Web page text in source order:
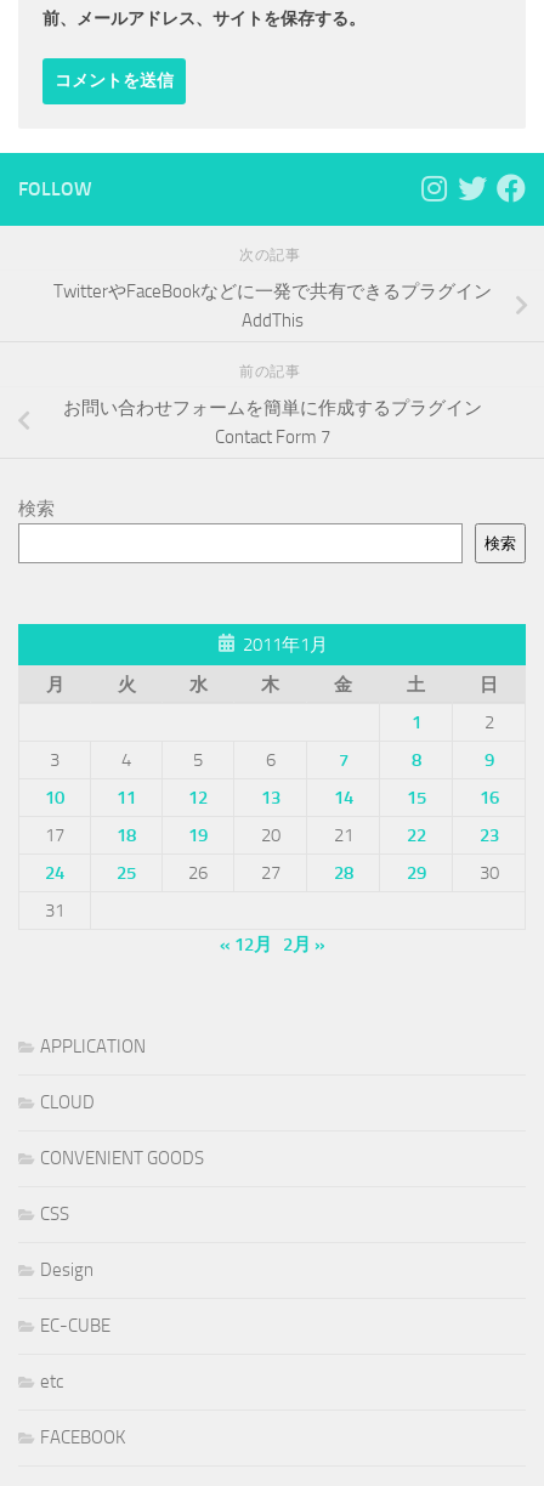
前、メールアドレス、サイトを保存する。
FOLLOW
次の記事
TwitterやFaceBookなどに一発で共有できるプラグイン
AddThis
前の記事
お問い合わせフォームを簡単に作成するプラグイン
Contact Form 7
検索
検索
2011年1月
月
火 水 木 金 土
日
1
2
3
4 5 6 7 8
9
10
11 12 13 14 15
16
17
18 19 20 21 22
23
24
25 26 27 28 29
30
31
« 12月
2月 »
APPLICATION
CLOUD
CONVENIENT GOODS
CSS
Design
EC-CUBE
etc
FACEBOOK